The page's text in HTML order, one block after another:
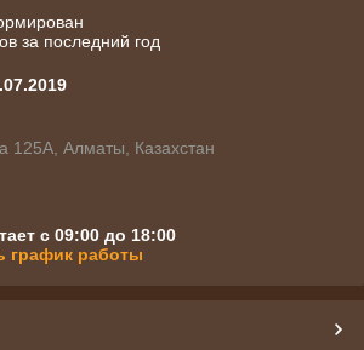
за последний год
125А, Алматы, Казахстан
с 09:00 до 18:00
график работы